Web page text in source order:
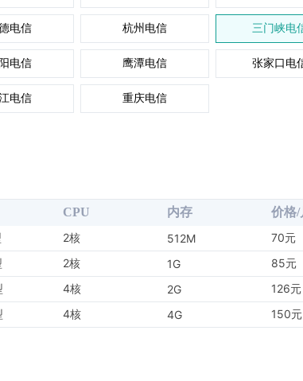
电信 杭州电信 三门峡电
电信 鹰潭电信 张家口电
电信 重庆电信
CPU 内存
价格/
2核 512M
70元
2核 1G
85元
4核 2G
126元
4核 4G 150元